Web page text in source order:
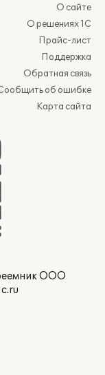
О сайте
О решениях 1С
Прайс-лист
Поддержка
Обратная связь
об ошибке
Карта сайта
ООО